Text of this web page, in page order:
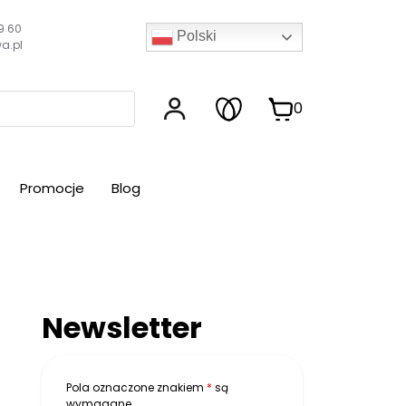
60
Polski
0
Promocje Blog
Newsletter
Pola oznaczone znakiem * są